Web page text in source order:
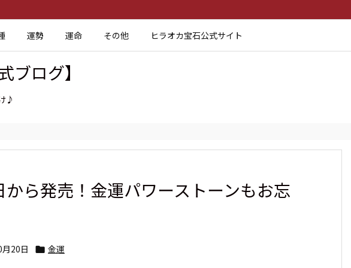
運勢 運命 その他 ヒラオカ宝石公式サイト
ブログ】
♪
ら発売！金運パワーストーンもお忘
20日  金運